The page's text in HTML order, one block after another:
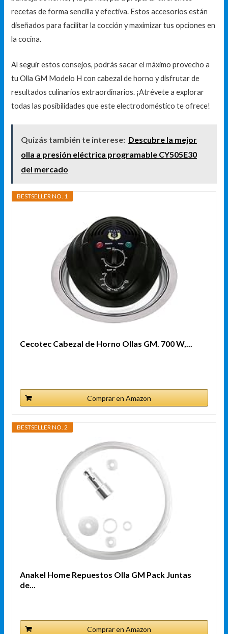
recetas de forma sencilla y efectiva. Estos accesorios están
diseñados para facilitar la cocción y maximizar tus opciones en
la cocina.
Al seguir estos consejos, podrás sacar el máximo provecho a
tu Olla GM Modelo H con cabezal de horno y disfrutar de
resultados culinarios extraordinarios. ¡Atrévete a explorar
todas las posibilidades que este electrodoméstico te ofrece!
Quizás también te interese: Descubre la mejor
olla a presión eléctrica programable CY505E30
del mercado
BESTSELLER NO. 1
Cecotec Cabezal de Horno Ollas GM. 700 W,...
Comprar en Amazon
BESTSELLER NO. 2
Anakel Home Repuestos Olla GM Pack Juntas
de...
Comprar en Amazon